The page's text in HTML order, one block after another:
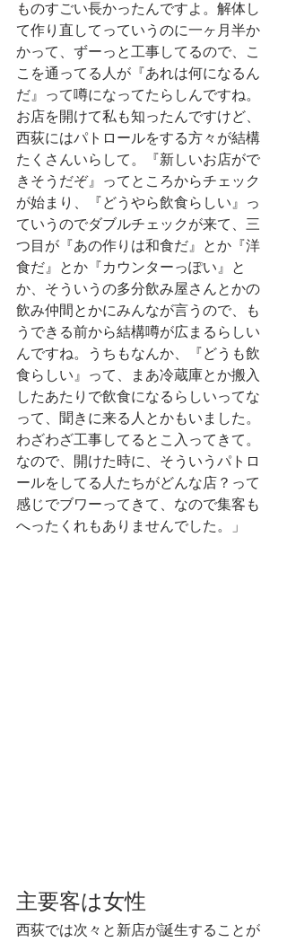
ものすごい長かったんですよ。解体し
て作り直してっていうのに一ヶ月半か
かって、ずーっと工事してるので、こ
こを通ってる人が『あれは何になるん
だ』って噂になってたらしんですね。
お店を開けて私も知ったんですけど、
西荻にはパトロールをする方々が結構
たくさんいらして。『新しいお店がで
きそうだぞ』ってところからチェック
が始まり、『どうやら飲食らしい』っ
ていうのでダブルチェックが来て、三
つ目が『あの作りは和食だ』とか『洋
食だ』とか『カウンターっぽい』と
か、そういうの多分飲み屋さんとかの
飲み仲間とかにみんなが言うので、も
うできる前から結構噂が広まるらしい
んですね。うちもなんか、『どうも飲
食らしい』って、まあ冷蔵庫とか搬入
したあたりで飲食になるらしいってな
って、聞きに来る人とかもいました。
わざわざ工事してるとこ入ってきて。
なので、開けた時に、そういうパトロ
ールをしてる人たちがどんな店？って
感じでブワーってきて、なので集客も
へったくれもありませんでした。」
主要客は女性
西荻では次々と新店が誕生することが